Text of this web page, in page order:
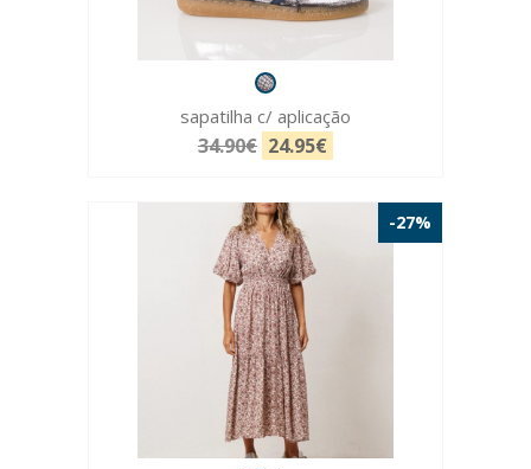
sapatilha c/ aplicação
34.90€ 24.95€
-27%